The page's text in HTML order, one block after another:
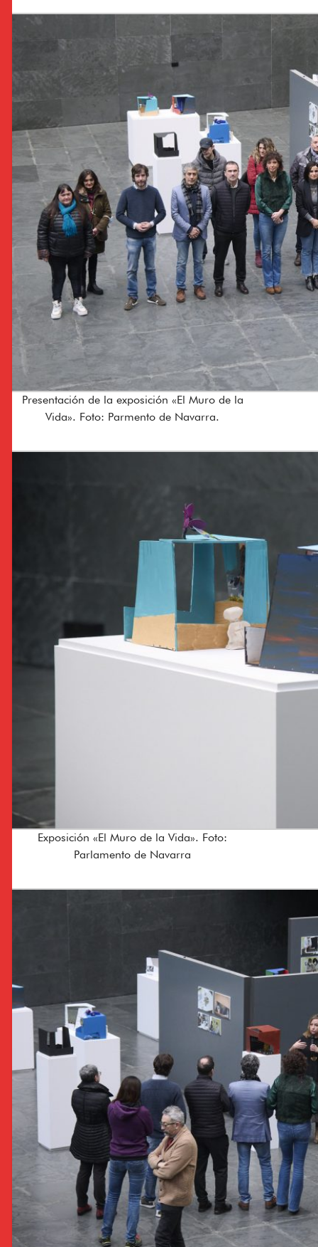
Presentación de la exposición «El Muro de la
Vida». Foto: Parmento de Navarra.
Exposición «El Muro de la Vida». Foto:
Parlamento de Navarra